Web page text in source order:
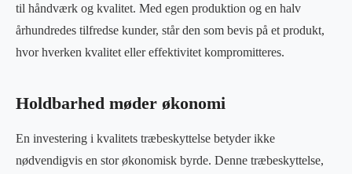
til håndværk og kvalitet. Med egen produktion og en halv
århundredes tilfredse kunder, står den som bevis på et produkt,
hvor hverken kvalitet eller effektivitet kompromitteres.
Holdbarhed møder økonomi
En investering i kvalitets træbeskyttelse betyder ikke
nødvendigvis en stor økonomisk byrde. Denne træbeskyttelse,